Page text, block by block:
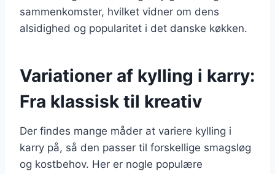
sammenkomster, hvilket vidner om dens
alsidighed og popularitet i det danske køkken.
Variationer af kylling i karry:
Fra klassisk til kreativ
Der findes mange måder at variere kylling i
karry på, så den passer til forskellige smagsløg
og kostbehov. Her er nogle populære